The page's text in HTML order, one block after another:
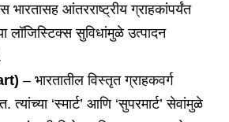
भारतासह आंतरराष्ट्रीय ग्राहकांपर्यंत
लॉजिस्टिक्स सुविधांमुळे उत्पादन
– भारतातील विस्तृत ग्राहकवर्ग
त्यांच्या ‘स्मार्ट’ आणि ‘सुपरमार्ट’ सेवांमुळे